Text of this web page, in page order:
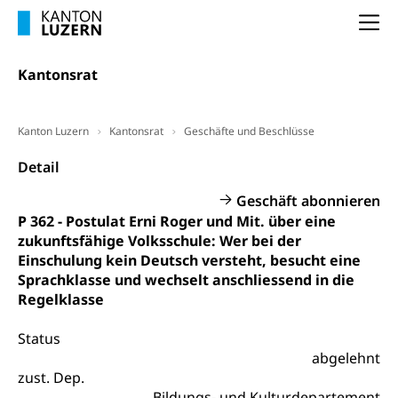
Kantonsrat
Kanton Luzern Kantonsrat Geschäfte und Beschlüsse
Detail
Geschäft abonnieren
P 362 - Postulat Erni Roger und Mit. über eine
zukunftsfähige Volksschule: Wer bei der
Einschulung kein Deutsch versteht, besucht eine
Sprachklasse und wechselt anschliessend in die
Regelklasse
Status
abgelehnt
zust. Dep.
Dienststelle Steuern - Wissenswertes
AHV-Altersrente (WAS Luzern)
Forschungsförderung, Wissenschaftsmarketing,
Innovative Projekte Landwirtschaft und
Wald
Projektförderung Universität Luzern unilu
Umschulung, zweiter Bildungsweg,
Nachdiplomstudium, Zusatzlehre, Höhere
Berufsbildung, Berufsmatura nach Lehre,
Neuorientierung, Grundkompetenzen,
Berufsberatung, Standortbestimmung,
Studienberatung, Beratung und Unterstützung,
Bildungsgutscheine Grundkompetenzen
Lehre, Berufsfachschule, Lehrbetrieb, Lehrvertrag,